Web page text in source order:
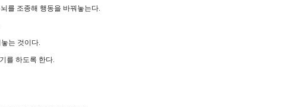
를 조종해 행동을 바꿔놓는다.
는 것이다.
를 하도록 한다.